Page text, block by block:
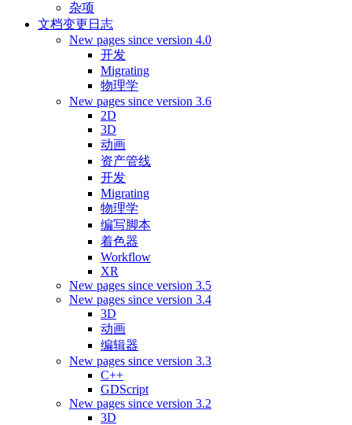
杂项
文档变更日志
New pages since version 4.0
开发
Migrating
物理学
New pages since version 3.6
2D
3D
动画
资产管线
开发
Migrating
物理学
编写脚本
着色器
Workflow
XR
New pages since version 3.5
New pages since version 3.4
3D
动画
编辑器
New pages since version 3.3
C++
GDScript
New pages since version 3.2
3D